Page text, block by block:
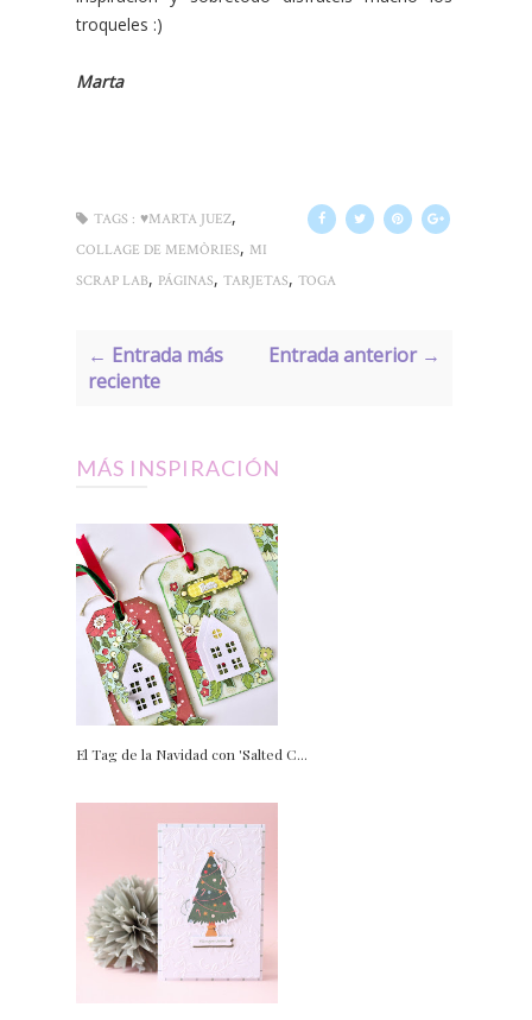
troqueles :)
Marta
TAGS : ♥MARTA JUEZ,
COLLAGE DE MEMÒRIES, MI
SCRAP LAB, PÁGINAS, TARJETAS, TOGA
← Entrada más
reciente
Entrada anterior →
MÁS INSPIRACIÓN
El Tag de la Navidad con 'Salted C...